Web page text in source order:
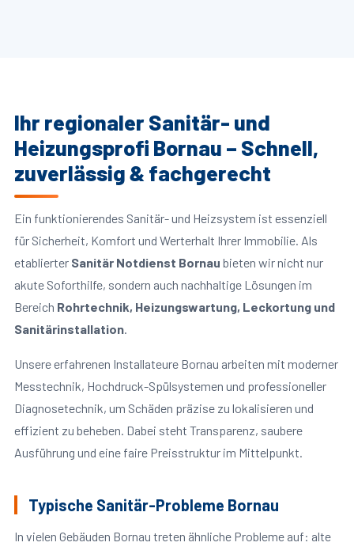
Ihr regionaler Sanitär- und
Heizungsprofi Bornau – Schnell,
zuverlässig & fachgerecht
Ein funktionierendes Sanitär- und Heizsystem ist essenziell
für Sicherheit, Komfort und Werterhalt Ihrer Immobilie. Als
etablierter Sanitär Notdienst Bornau bieten wir nicht nur
akute Soforthilfe, sondern auch nachhaltige Lösungen im
Bereich Rohrtechnik, Heizungswartung, Leckortung und
Sanitärinstallation.
Unsere erfahrenen Installateure Bornau arbeiten mit moderner
Messtechnik, Hochdruck-Spülsystemen und professioneller
Diagnosetechnik, um Schäden präzise zu lokalisieren und
effizient zu beheben. Dabei steht Transparenz, saubere
Ausführung und eine faire Preisstruktur im Mittelpunkt.
Typische Sanitär-Probleme Bornau
In vielen Gebäuden Bornau treten ähnliche Probleme auf: alte